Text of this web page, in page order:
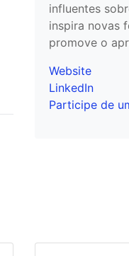
influentes
inspira novas
promove o
Website
LinkedIn
Participe de